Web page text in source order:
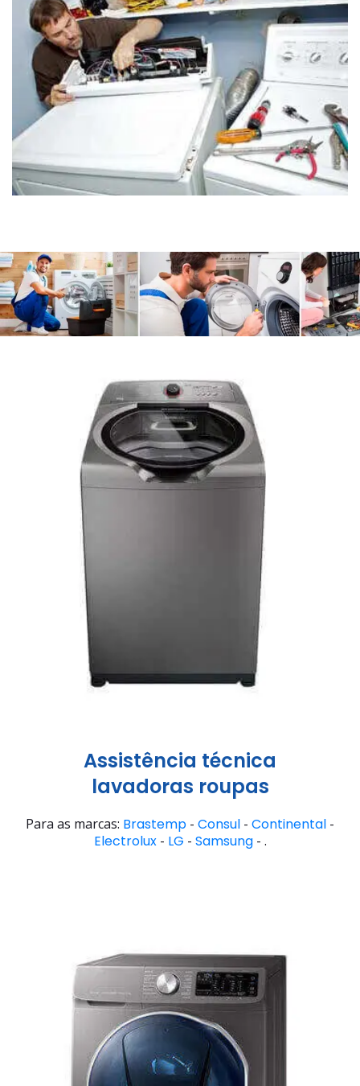
Assistência técnica
lavadoras roupas
Para as marcas: Brastemp - Consul - Continental -
Electrolux- LG - Samsung- .